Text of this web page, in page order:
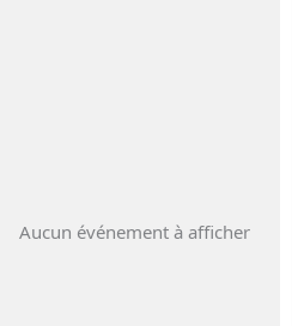
Aucun événement à afficher